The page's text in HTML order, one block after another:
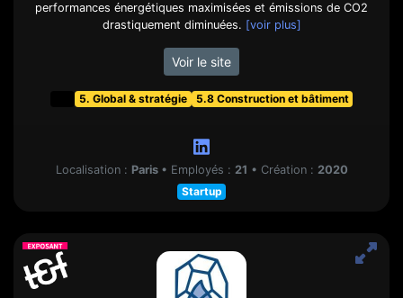
performances énergétiques maximisées et émissions de CO2
drastiquement diminuées. [voir plus]
Voir le site
5. Global & stratégie 5.8 Construction et bâtiment
Localisation : Paris • Employés : 21 • Création : 2020
Startup